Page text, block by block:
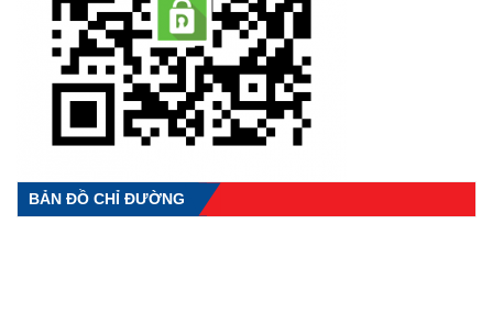
BẢN ĐỒ CHỈ ĐƯỜNG